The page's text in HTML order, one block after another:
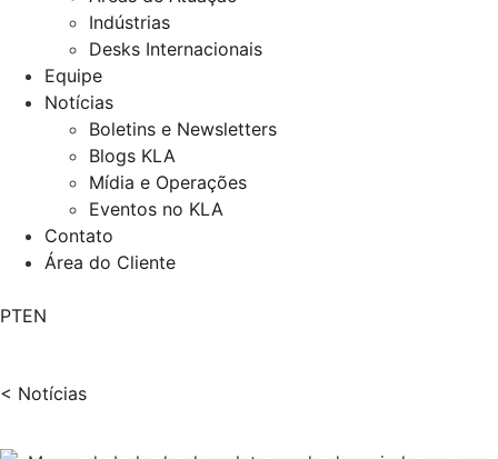
Indústrias
Desks Internacionais
Equipe
Notícias
Boletins e Newsletters
Blogs KLA
Mídia e Operações
Eventos no KLA
Contato
Área do Cliente
PTEN
< Notícias